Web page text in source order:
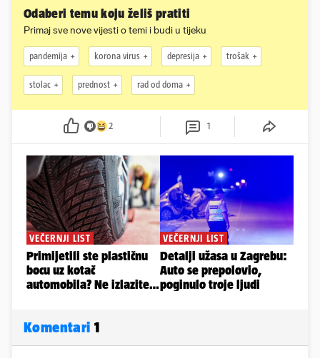
Odaberi temu koju želiš pratiti
Primaj sve nove vijesti o temi i budi u tijeku
pandemija korona virus depresija trošak
stolac prednost rad od doma
2 1
Komentari 1